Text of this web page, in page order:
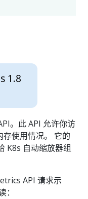
1.8
。此 API 允许你访
存使用情况。 它的
K8s 自动缩放器组
API 请求示